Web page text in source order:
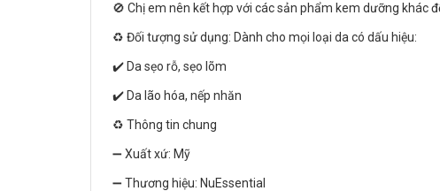
🚫 Chị em nên kết hợp với các sản phẩm kem dưỡng khác
♻️ Đối tượng sử dụng: Dành cho mọi loại da có dấu hiệu:
✔️ Da sẹo rỗ, sẹo lõm
✔️ Da lão hóa, nếp nhăn
♻️ Thông tin chung
➖ Xuất xứ: Mỹ
➖ Thương hiệu: NuEssential